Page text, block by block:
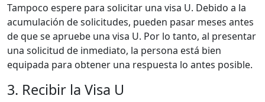
Tampoco espere para solicitar una visa U. Debido a la
acumulación de solicitudes, pueden pasar meses antes
de que se apruebe una visa U. Por lo tanto, al presentar
una solicitud de inmediato, la persona está bien
equipada para obtener una respuesta lo antes posible.
3. Recibir la Visa U